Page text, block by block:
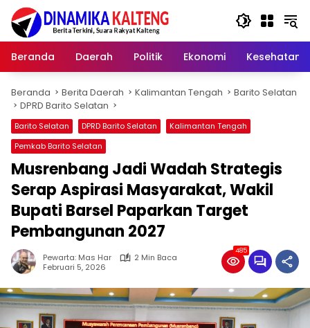
Langsung
konten
Beranda
Daerah Politik Ekonomi Kesehatan
Beranda Berita Daerah Kalimantan Tengah
Barito Selatan
DPRD Barito Selatan
Barito Selatan DPRD Barito Selatan
Kalimantan Tengah
Pemkab Barito Selatan
Musrenbang Jadi Wadah Strategis
Serap Aspirasi Masyarakat, Wakil
Bupati Barsel Paparkan Target
Pembangunan 2027‎
Pewarta: Mas Har
2 Min Baca
Februari 5, 2026
485